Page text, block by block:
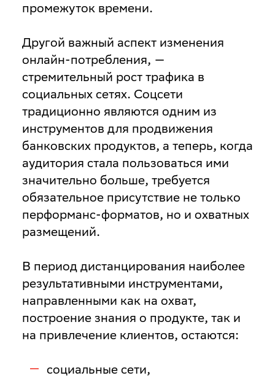
промежуток времени.
Другой важный аспект изменения
онлайн-потребления, —
стремительный рост трафика в
социальных сетях. Соцсети
традиционно являются одним из
инструментов для продвижения
банковских продуктов, а теперь, когда
аудитория стала пользоваться ими
значительно больше, требуется
обязательное присутствие не только
перформанс-форматов, но и охватных
размещений.
В период дистанцирования наиболее
результативными инструментами,
направленными как на охват,
построение знания о продукте, так и
на привлечение клиентов, остаются:
социальные сети,